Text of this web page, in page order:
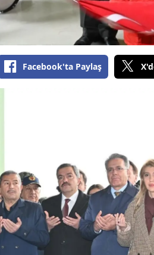
Çanakkale
Çankırı
Çorum
Elazığ
Erzincan
Erzurum
Eskişehir
Facebook'ta Paylaş